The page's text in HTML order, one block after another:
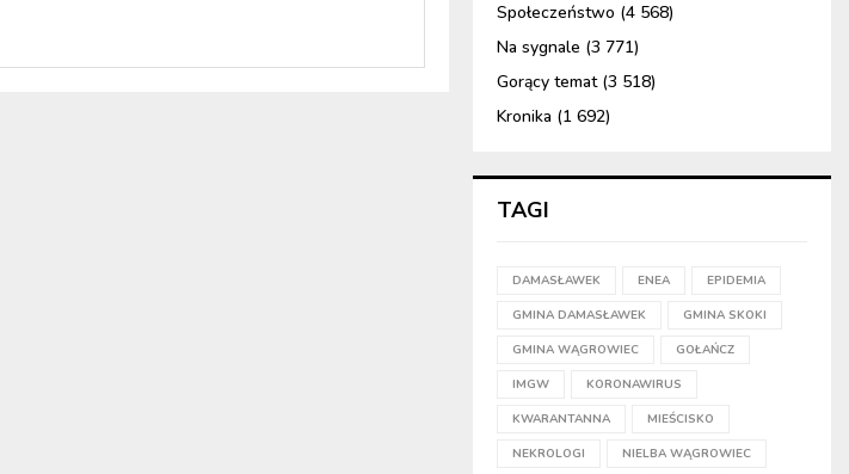
Społeczeństwo (4 568)
Na sygnale (3 771)
Gorący temat(3 518)
Kronika (1 692)
TAGI
DAMASŁAWEK ENEA EPIDEMIA
GMINA DAMASŁAWEK GMINA SKOKI
GMINA WĄGROWIEC GOŁAŃCZ
IMGW KORONAWIRUS
KWARANTANNA MIEŚCISKO
NEKROLOGI NIELBA WĄGROWIEC